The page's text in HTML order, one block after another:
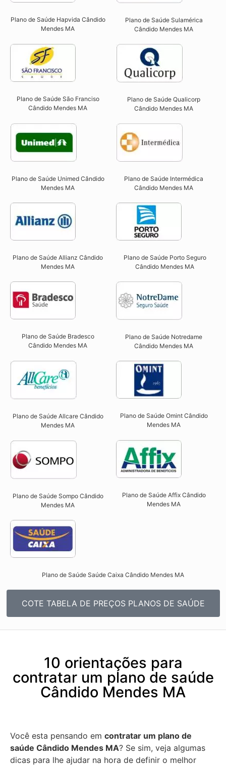
Plano de Saúde Hapvida Cândido
Mendes MA​
Plano de Saúde Sulamérica
Cândido Mendes MA
Plano de Saúde São Franciso
Cândido Mendes MA​
Plano de Saúde Qualicorp
Cândido Mendes MA​
Plano de Saúde Unimed Cândido
Mendes MA
Plano de Saúde Intermédica
Cândido Mendes MA​
Plano de Saúde Allianz Cândido
Mendes MA​
Plano de Saúde Porto Seguro
Cândido Mendes MA​
Plano de Saúde Bradesco
Cândido Mendes MA
Plano de Saúde Notredame
Cândido Mendes MA​
Plano de Saúde Allcare Cândido
Mendes MA​
Plano de Saúde Omint Cândido
Mendes MA​
Plano de Saúde Sompo Cândido
Mendes MA​
Plano de Saúde Affix Cândido
Mendes MA​
Plano de Saúde Saúde Caixa Cândido Mendes MA​
COTE TABELA DE PREÇOS PLANOS DE SAÚDE
10 orientações para
contratar um plano de saúde
Cândido Mendes MA
Você esta pensando em contratar um plano de
saúde Cândido Mendes MA? Se sim, veja algumas
dicas para lhe ajudar na hora de definir o melhor